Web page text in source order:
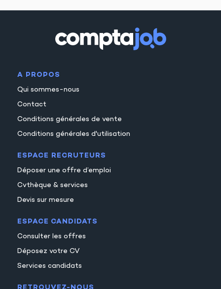
A PROPOS
Qui sommes-nous
Contact
Conditions générales de vente
Conditions générales d'utilisation
ESPACE RECRUTEURS
Déposer une offre d’emploi
Cvthèque & services
Devis sur mesure
ESPACE CANDIDATS
Consulter les offres
Déposez votre CV
Services candidats